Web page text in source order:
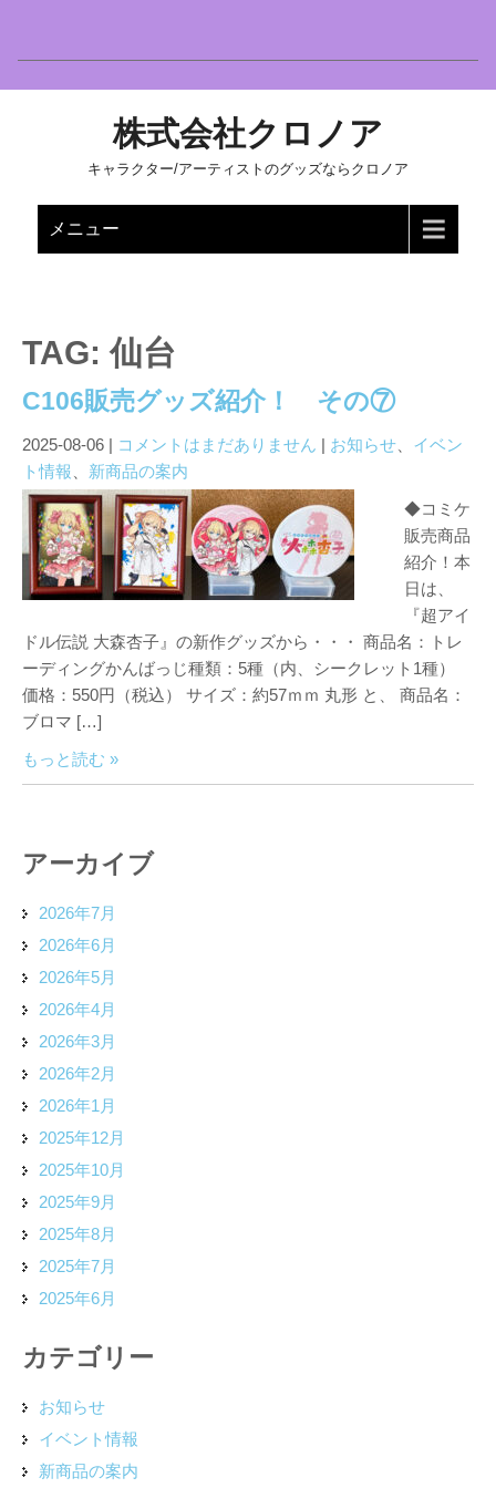
株式会社クロノア
キャラクター/アーティストのグッズならクロノア
メニュー
TAG: 仙台
C106販売グッズ紹介！ その⑦
2025-08-06 | コメントはまだありません | お知らせ
イベン
ト情報
新商品の案内
◆コミケ
販売商品
紹介！本
日は、
『超アイ
ドル伝説 大森杏子』の新作グッズから・・・ 商品名：トレ
ーディングかんばっじ種類：5種（内、シークレット1種）
価格：550円（税込） サイズ：約57ｍｍ 丸形 と、 商品名：
ブロマ […]
もっと読む »
アーカイブ
2026年7月
2026年6月
2026年5月
2026年4月
2026年3月
2026年2月
2026年1月
2025年12月
2025年10月
2025年9月
2025年8月
2025年7月
2025年6月
カテゴリー
お知らせ
イベント情報
新商品の案内